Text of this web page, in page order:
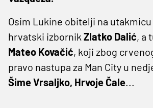
Osim Lukine obitelji na
hrvatski izbornik Zlatko Dalić, a
Mateo Kovačić, koji zbog
pravo nastupa za Man City u
Šime Vrsaljko, Hrvoje Čale...